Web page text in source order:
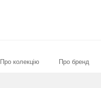
Про колекцію Про бренд